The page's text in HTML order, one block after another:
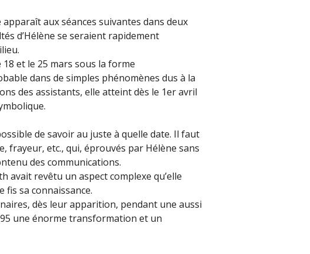
aux séances suivantes dans deux
d’Hélène se seraient rapidement
et le 25 mars sous la forme
dans de simples phénomènes dus à la
des assistants, elle atteint dès le 1er avril
de savoir au juste à quelle date. Il faut
frayeur, etc., qui, éprouvés par Hélène sans
des communications.
avait revêtu un aspect complexe qu’elle
sa connaissance.
dès leur apparition, pendant une aussi
une énorme transformation et un